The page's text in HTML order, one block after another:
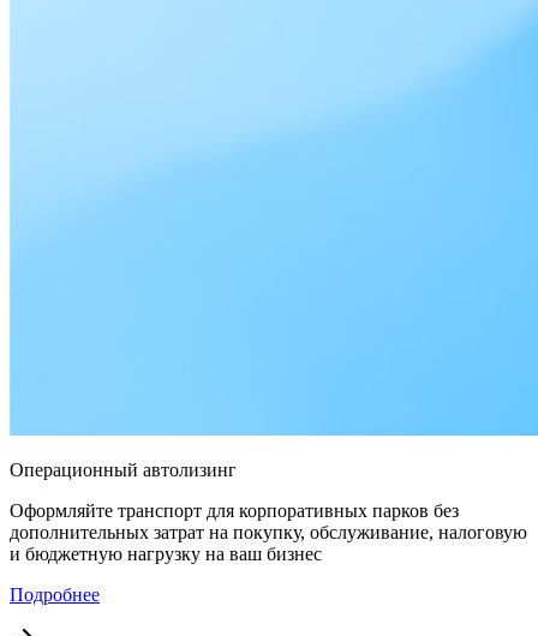
Операционный автолизинг
Оформляйте транспорт для корпоративных парков без
дополнительных затрат на покупку, обслуживание, налоговую
и бюджетную нагрузку на ваш бизнес
Подробнее